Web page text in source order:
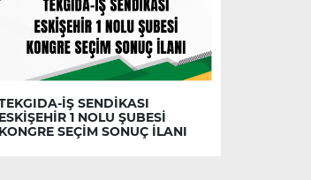
İŞ SENDİKASI
ESKİŞEHİR 1 NOLU ŞUBESİ
KONGRE SEÇİM SONUÇ İLANI